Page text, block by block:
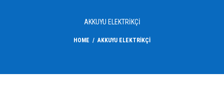
AKKUYU ELEKTRIKÇI
HOME / AKKUYU ELEKTRIKÇI